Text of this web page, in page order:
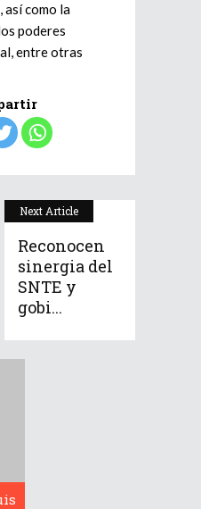
así como la
poderes
entre otras
Next Article
Reconocen
sinergia del
SNTE y
gobi...